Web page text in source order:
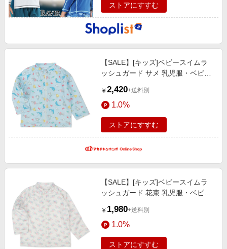
ストアにすすむ
【SALE】[キッズ]ベビースイムラ
ッシュガード サメ 乳児服・ベビー
ムグッズ・プール・浮輪 キッズ水
着（男の子）
￥ 2,420+送料別
1.0%
ストアにすすむ
【SALE】[キッズ]ベビースイムラ
ッシュガード 花束 乳児服・ベビー
ムグッズ・プール・浮輪 キッズ水
着（女の子）
￥ 1,980+送料別
1.0%
ストアにすすむ